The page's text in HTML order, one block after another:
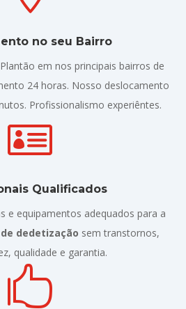
no seu Bairro
em nos principais bairros de
24 horas. Nosso deslocamento
Profissionalismo experiêntes.

Qualificados
e equipamentos adequados para a
dedetização sem transtornos,
qualidade e garantia.
